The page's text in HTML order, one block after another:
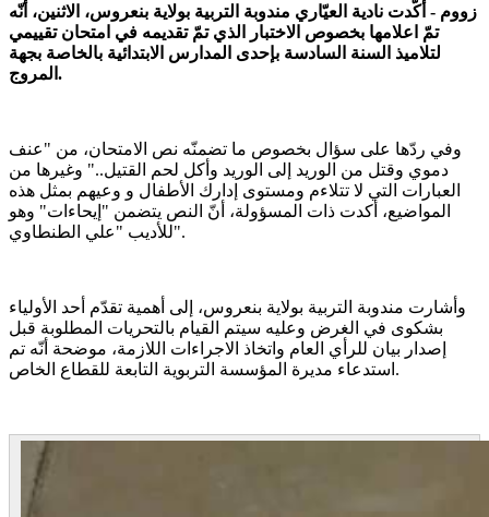
زووم - أكّدت نادية العيّاري مندوبة التربية بولاية بنعروس، الاثنين، أنّه
تمّ اعلامها بخصوص الاختبار الذي تمّ تقديمه في امتحان تقييمي
لتلاميذ السنة السادسة بإحدى المدارس الابتدائية بالخاصة بجهة
المروج.
وفي ردّها على سؤال بخصوص ما تضمنّه نص الامتحان، من "عنف
دموي وقتل من الوريد إلى الوريد وأكل لحم القتيل.." وغيرها من
العبارات التي لا تتلاءم ومستوى إدارك الأطفال و وعيهم بمثل هذه
المواضيع، أكدت ذات المسؤولة، أنّ النص يتضمن "إيحاءات" وهو
للأديب "علي الطنطاوي".
وأشارت مندوبة التربية بولاية بنعروس، إلى أهمية تقدّم أحد الأولياء
بشكوى في الغرض وعليه سيتم القيام بالتحريات المطلوبة قبل
إصدار بيان للرأي العام واتخاذ الاجراءات اللازمة، موضحة أنّه تم
استدعاء مديرة المؤسسة التربوية التابعة للقطاع الخاص.